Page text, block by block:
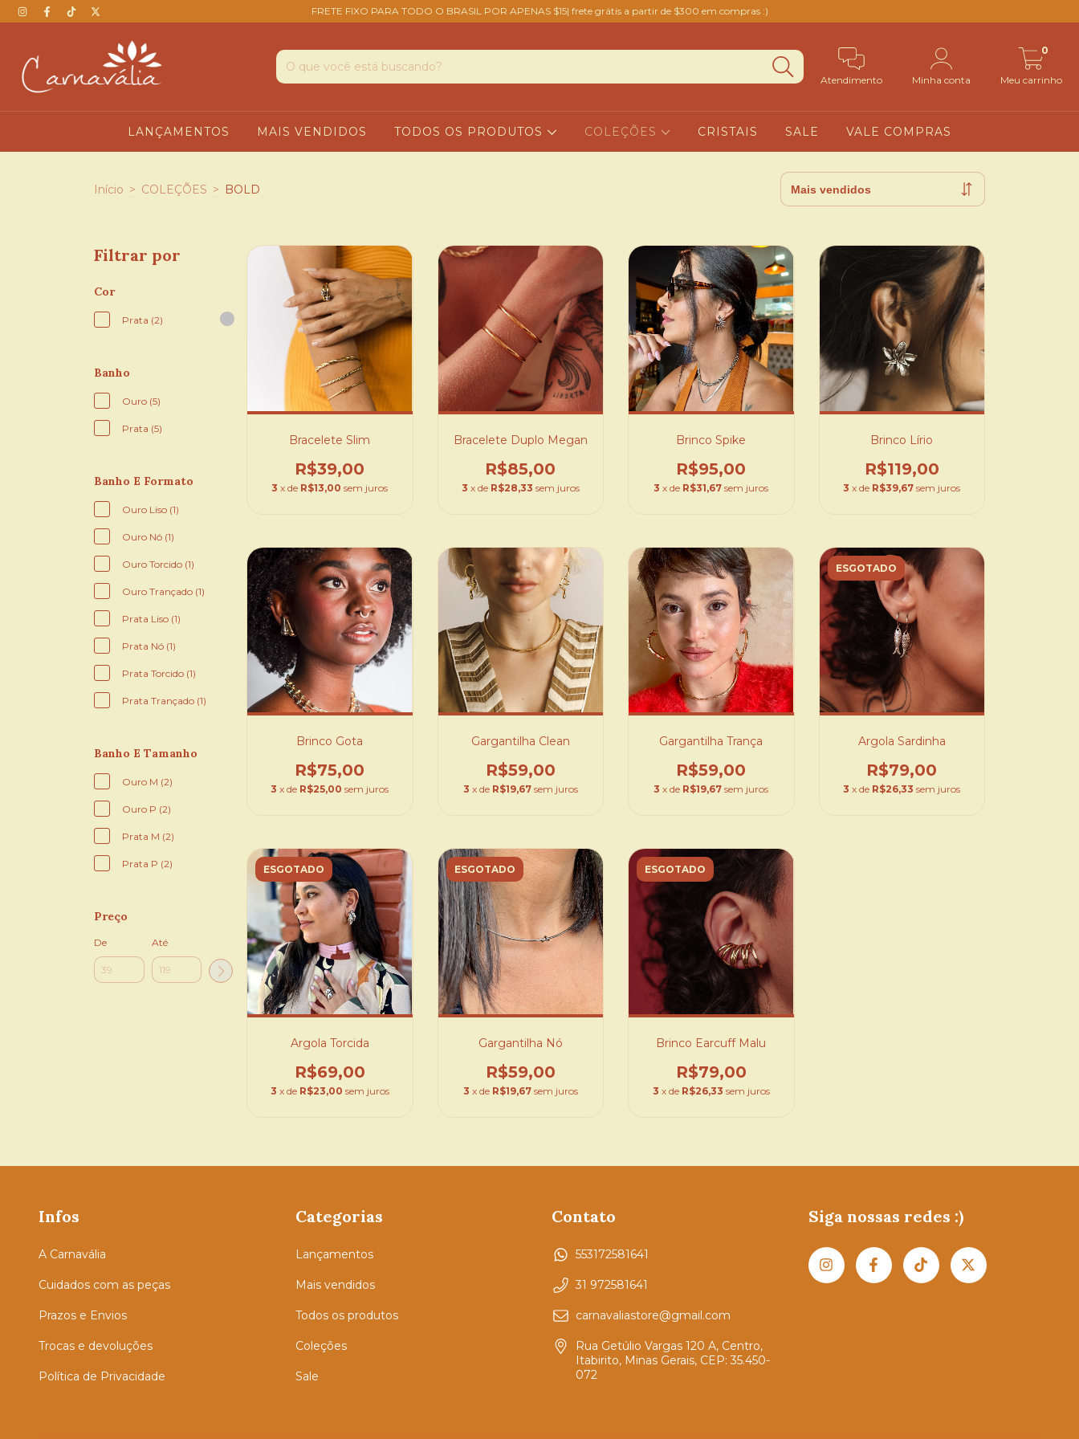
FRETE FIXO PARA TODO O BRASIL POR APENAS $15| frete grátis a partir de $300 em compras :)
Atendimento Minha conta Meu carrinho
0
LANÇAMENTOS MAIS VENDIDOS TODOS OS PRODUTOS COLEÇÕES CRISTAIS SALE VALE COMPRAS
Início > COLEÇÕES > BOLD
Filtrar por
Cor
Prata (2)
Banho
Ouro (5)
Prata (5)
Banho E Formato
Ouro Liso (1)
Ouro Nó (1)
Ouro Torcido (1)
Ouro Trançado (1)
Prata Liso (1)
Prata Nó (1)
Prata Torcido (1)
Prata Trançado (1)
Banho E Tamanho
Ouro M (2)
Ouro P (2)
Prata M (2)
Prata P (2)
Preço
De Até
Bracelete Slim
R$39,00
3 x de R$13,00 sem juros
Bracelete Duplo Megan
R$85,00
3 x de R$28,33 sem juros
Brinco Spike
R$95,00
3 x de R$31,67 sem juros
Brinco Lírio
R$119,00
3 x de R$39,67 sem juros
Brinco Gota
R$75,00
3 x de R$25,00 sem juros
Gargantilha Clean
R$59,00
3 x de R$19,67 sem juros
Gargantilha Trança
R$59,00
3 x de R$19,67 sem juros
ESGOTADO
Argola Sardinha
R$79,00
3 x de R$26,33 sem juros
ESGOTADO
Argola Torcida
R$69,00
3 x de R$23,00 sem juros
ESGOTADO
Gargantilha Nó
R$59,00
3 x de R$19,67 sem juros
ESGOTADO
Brinco Earcuff Malu
R$79,00
3 x de R$26,33 sem juros
Infos
A Carnavália
Cuidados com as peças
Prazos e Envios
Trocas e devoluções
Política de Privacidade
Categorias
Lançamentos
Mais vendidos
Todos os produtos
Coleções
Sale
Contato
553172581641
31 972581641
carnavaliastore@gmail.com
Rua Getúlio Vargas 120 A, Centro,
Itabirito, Minas Gerais, CEP: 35.450-
072
Siga nossas redes :)